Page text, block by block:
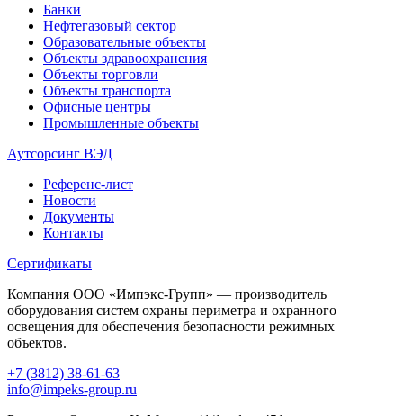
Банки
Нефтегазовый сектор
Образовательные объекты
Объекты здравоохранения
Объекты торговли
Объекты транспорта
Офисные центры
Промышленные объекты
Аутсорсинг ВЭД
Референс-лист
Новости
Документы
Контакты
Сертификаты
Компания ООО «Импэкс-Групп» — производитель
оборудования систем охраны периметра и охранного
освещения для обеспечения безопасности режимных
объектов.
+7 (3812) 38-61-63
info@impeks-group.ru